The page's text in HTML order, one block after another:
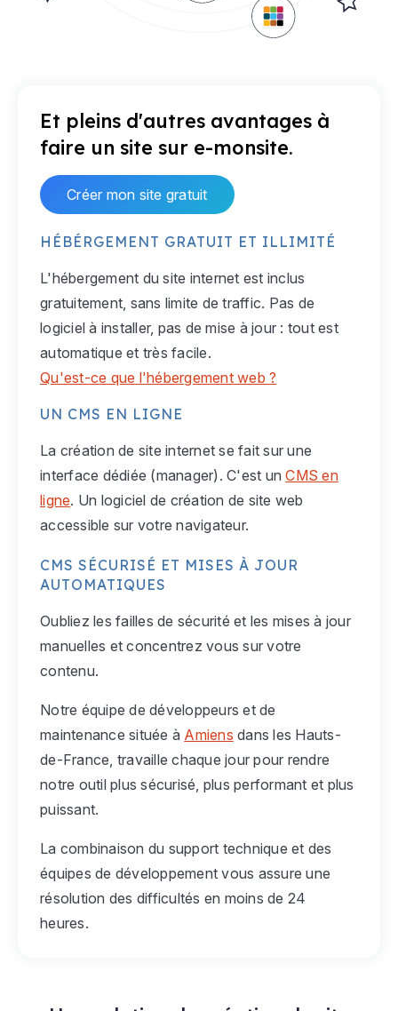
Et pleins d'autres avantages à
faire un site sur e-monsite.
Créer mon site gratuit
HÉBÉRGEMENT GRATUIT ET ILLIMITÉ
L'hébergement du site internet est inclus
gratuitement, sans limite de traffic. Pas de
logiciel à installer, pas de mise à jour : tout est
automatique et très facile.
Qu'est-ce que l'hébergement web ?
UN CMS EN LIGNE
La création de site internet se fait sur une
interface dédiée (manager). C'est unCMS en
ligne. Un logiciel de création de site web
accessible sur votre navigateur.
CMS SÉCURISÉ ET MISES À JOUR
AUTOMATIQUES
Oubliez les failles de sécurité et les mises à jour
manuelles et concentrez vous sur votre
contenu.
Notre équipe de développeurs et de
maintenance située à Amiens dans les Hauts-
de-France, travaille chaque jour pour rendre
notre outil plus sécurisé, plus performant et plus
puissant.
La combinaison du support technique et des
équipes de développement vous assure une
résolution des difficultés en moins de 24
heures.